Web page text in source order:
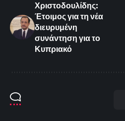
Χριστοδουλίδης:
Έτοιμος για τη νέα
διευρυμένη
συνάντηση για το
Κυπριακό